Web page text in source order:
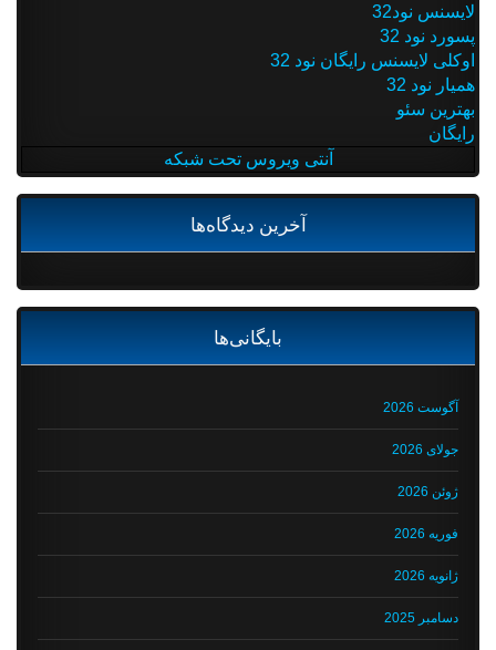
لایسنس نود32
پسورد نود 32
اوکلی لایسنس رایگان نود 32
همیار نود 32
بهترین سئو
رایگان
آنتی ویروس تحت شبکه
آخرین دیدگاه‌ها
بایگانی‌ها
آگوست 2026
جولای 2026
ژوئن 2026
فوریه 2026
ژانویه 2026
دسامبر 2025